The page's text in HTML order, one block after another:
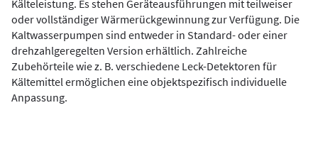
Kälteleistung. Es stehen Geräteausführungen mit teilweiser
oder vollständiger Wärmerückgewinnung zur Verfügung. Die
Kaltwasserpumpen sind entweder in Standard- oder einer
drehzahlgeregelten Version erhältlich. Zahlreiche
Zubehörteile wie z. B. verschiedene Leck-Detektoren für
Kältemittel ermöglichen eine objektspezifisch individuelle
Anpassung.